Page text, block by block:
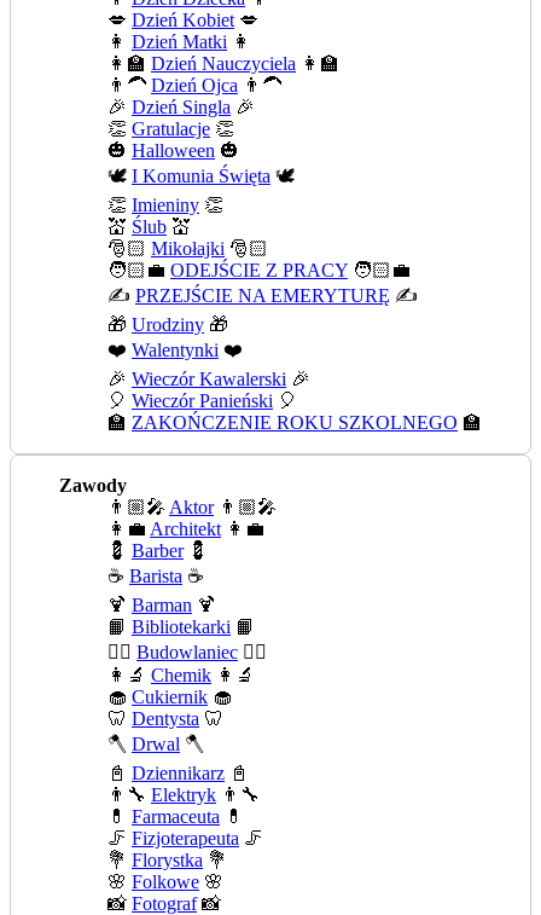
💋 Dzień Kobiet 💋
👩 Dzień Matki 👩
👩‍🏫 Dzień Nauczyciela 👩‍🏫
👨‍🦱 Dzień Ojca 👨‍🦱
🎉 Dzień Singla 🎉
👏 Gratulacje 👏
🎃 Halloween 🎃
🕊️ I Komunia Święta 🕊️
👏 Imieniny 👏
💒 Ślub 💒
🎅🏻 Mikołajki 🎅🏻
🧑🏻‍💼 ODEJŚCIE Z PRACY 🧑🏻‍💼
✍️ PRZEJŚCIE NA EMERYTURĘ ✍️
🎁 Urodziny 🎁
❤️ Walentynki ❤️
🎉 Wieczór Kawalerski 🎉
🎈 Wieczór Panieński 🎈
🏫 ZAKOŃCZENIE ROKU SZKOLNEGO 🏫
Zawody
👨🏼‍🎤 Aktor👨🏼‍🎤
👩‍💼 Architekt 👩‍💼
💈 Barber💈
☕ Barista ☕
🍹 Barman 🍹
📙 Bibliotekarki 📙
👷‍♂️ Budowlaniec 👷‍♂️
👩‍🔬 Chemik 👩‍🔬
🧁 Cukiernik 🧁
🦷 Dentysta 🦷
🪓 Drwal 🪓
📓 Dziennikarz 📓
👨‍🔧 Elektryk 👨‍🔧
💊 Farmaceuta 💊
🦵 Fizjoterapeuta 🦵
💐 Florystka 💐
🌸 Folkowe 🌸
📸 Fotograf📸